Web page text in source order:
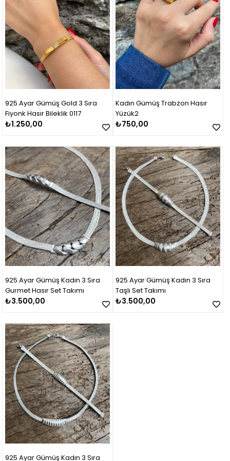
925 Ayar Gümüş Gold 3 Sıra
Fiyonk Hasır Bileklik 0117
₺1.250,00
Kadın Gümüş Trabzon Hasır
Yüzük2
₺750,00
925 Ayar Gümüş Kadın 3 Sıra
Gurmet Hasır Set Takımı
₺3.500,00
925 Ayar Gümüş Kadın 3 Sıra
Taşlı Set Takımı
₺3.500,00
925 Ayar Gümüş Kadın 3 Sıra